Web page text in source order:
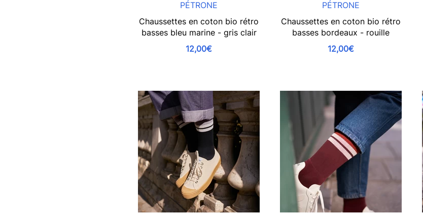
PÉTRONE
Chaussettes en coton bio rétro
basses bleu marine - gris clair
12,00€
PÉTRONE
Chaussettes en coton bio rétro
basses bordeaux - rouille
12,00€